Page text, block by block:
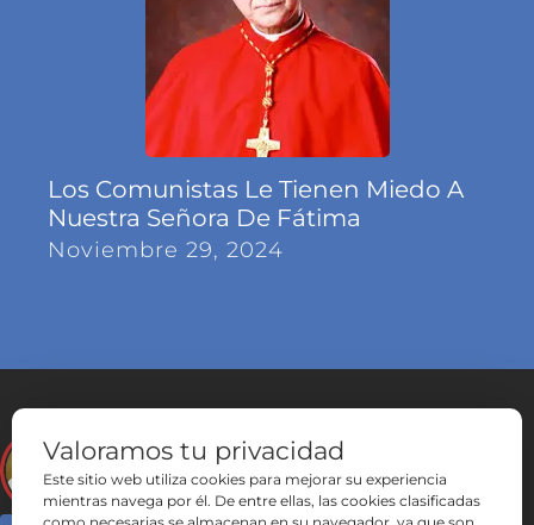
Los Comunistas Le Tienen Miedo A
Nuestra Señora De Fátima
Noviembre 29, 2024
Valoramos tu privacidad
Este sitio web utiliza cookies para mejorar su experiencia
mientras navega por él. De entre ellas, las cookies clasificadas